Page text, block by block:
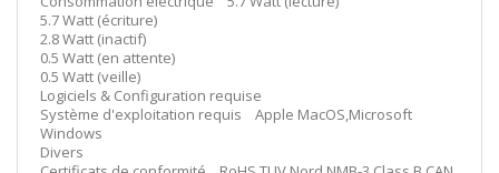
5.7 Watt (écriture)
2.8 Watt (inactif)
0.5 Watt (en attente)
0.5 Watt (veille)
Logiciels & Configuration requise
Système d'exploitation requis Apple MacOS,Microsoft
Windows
Divers